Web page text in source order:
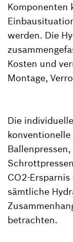
Komponenten
werden. Die
Kosten und
Montage,
Die
CO2-
sämtliche
betrachten.